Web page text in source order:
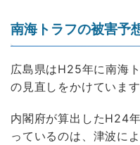
南海トラフの被害予
広島県はH25年に南海
の見直しをかけています
内閣府が算出したH24
っているのは、津波に